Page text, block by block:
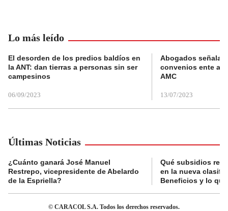
Lo más leído
El desorden de los predios baldíos en
la ANT: dan tierras a personas sin ser
campesinos
06/09/2023
Abogados
convenios ente
AMC
13/07/2023
Últimas Noticias
¿Cuánto ganará José Manuel
Restrepo, vicepresidente de Abelardo
de la Espriella?
Qué subsidios
en la nueva
Beneficios y lo
© CARACOL S.A. Todos los derechos reservados.